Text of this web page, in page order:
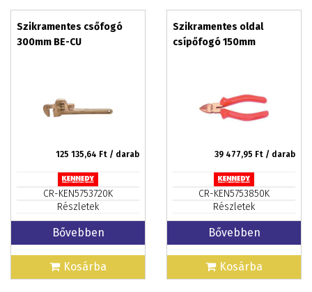
Szikramentes csőfogó
300mm BE-CU
125 135,64 Ft / darab
CR-KEN5753720K
Részletek
Bővebben
Kosárba
Szikramentes oldal
csípőfogó 150mm
39 477,95 Ft / darab
CR-KEN5753850K
Részletek
Bővebben
Kosárba